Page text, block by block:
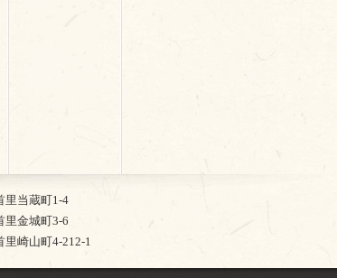
里当蔵町1-4
里金城町3-6
里崎山町4-212-1